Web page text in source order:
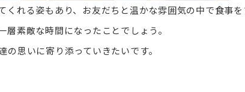
くれる姿もあり、お友だちと温かな雰囲気の中で食事
素敵な時間になったことでしょう。
思いに寄り添っていきたいです。